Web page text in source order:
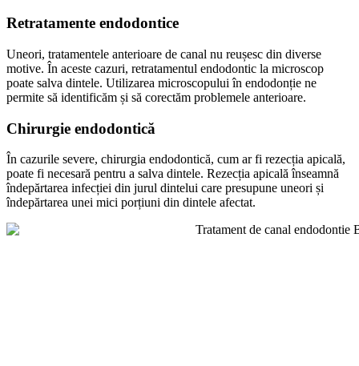
Retratamente endodontice
Uneori, tratamentele anterioare de canal nu reușesc din diverse
motive. În aceste cazuri, retratamentul endodontic la microscop
poate salva dintele. Utilizarea microscopului în endodonție ne
permite să identificăm și să corectăm problemele anterioare.
Chirurgie endodontică
În cazurile severe, chirurgia endodontică, cum ar fi rezecția apicală,
poate fi necesară pentru a salva dintele. Rezecția apicală înseamnă
îndepărtarea infecției din jurul dintelui care presupune uneori și
îndepărtarea unei mici porțiuni din dintele afectat.